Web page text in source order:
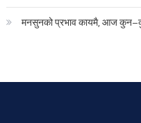
मनसुनको प्रभाव कायमै, आज